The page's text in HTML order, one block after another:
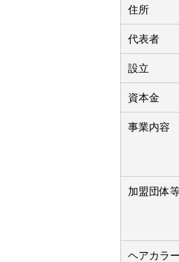
住所
代表者
設立
資本金
事業内容
加盟団体
ヘアカラ